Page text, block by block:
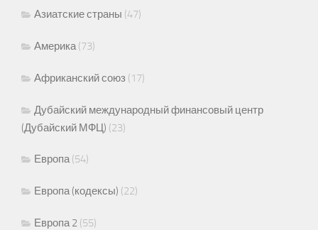
Азиатские страны (47)
Америка(73)
Африканский союз (17)
Дубайский международный финансовый центр
(Дубайский МФЦ) (23)
Европа(54)
Европа (кодексы) (22)
Европа 2 (55)